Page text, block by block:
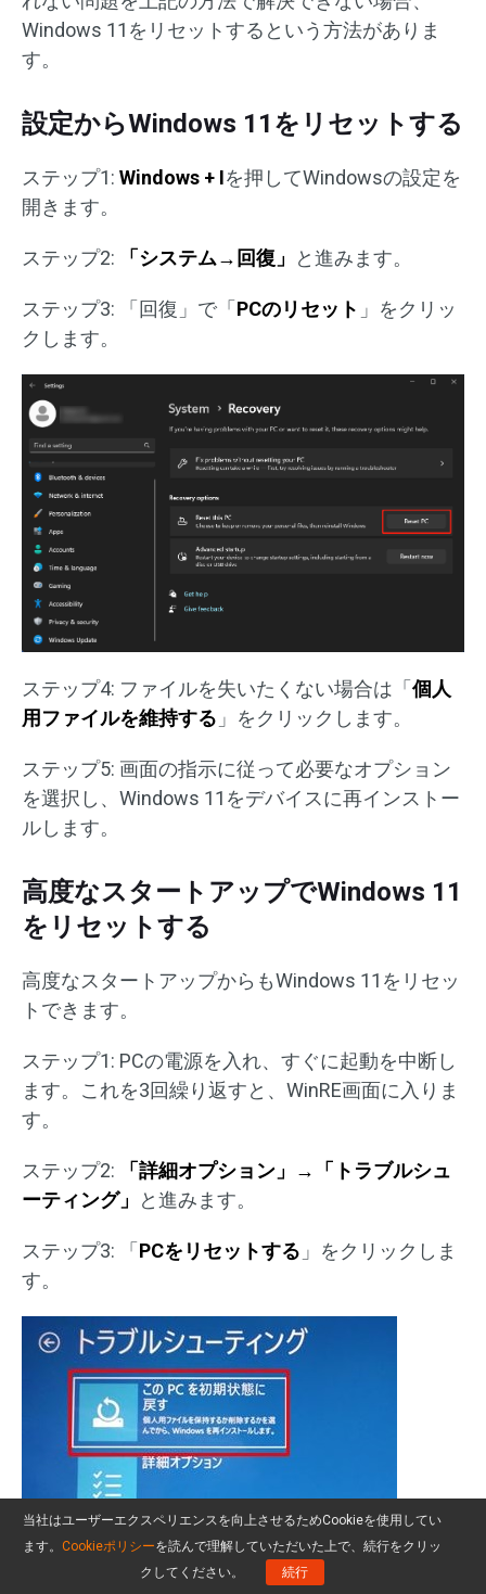
Windows 11をリセットするという方法がありま
す。
設定からWindows 11をリセットする
ステップ1: Windows + Iを押してWindowsの設定を
開きます。
ステップ2: 「システム→回復」 と進みます。
ステップ3: 「回復」で「 PCのリセット 」をクリッ
クします。
ステップ4: ファイルを失いたくない場合は「 個人
用ファイルを維持する 」をクリックします。
ステップ5: 画面の指示に従って必要なオプション
を選択し、Windows 11をデバイスに再インストー
ルします。
高度なスタートアップでWindows 11
をリセットする
高度なスタートアップからもWindows 11をリセッ
トできます。
ステップ1: PCの電源を入れ、すぐに起動を中断し
ます。これを3回繰り返すと、WinRE画面に入りま
す。
ステップ2:
「詳細オプション」→「トラブルシュ
ーティング」
と進みます。
ステップ3: 「 PCをリセットする 」をクリックしま
す。
ステップ4: 画面の指示に従って、デバイスに
当社はユーザーエクスペリエンスを向上させるためCookieを使用してい
ます。 Cookieポリシーを読んで理解していただいた上で、続行をクリッ
クしてください。
続行